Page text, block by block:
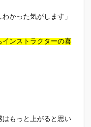
かった気がします」
インストラクターの喜
もっと上がると思い